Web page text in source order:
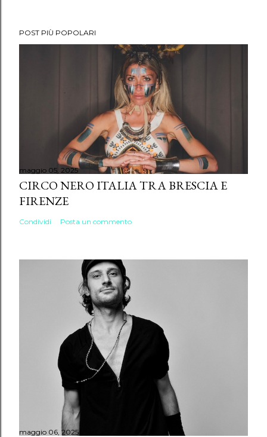
POST PIÙ POPOLARI
maggio 05, 2025
CIRCO NERO ITALIA TRA BRESCIA E
FIRENZE
Condividi Posta un commento
maggio 06, 2025